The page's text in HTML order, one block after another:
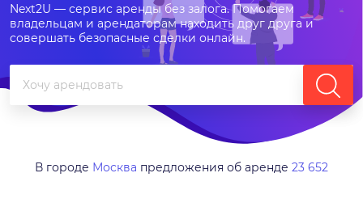
Next2U — сервис аренды без залога. Помогаем
владельцам и арендаторам находить друг друга и
совершать безопасные сделки онлайн.
В городе Москва предложения об аренде 23 652